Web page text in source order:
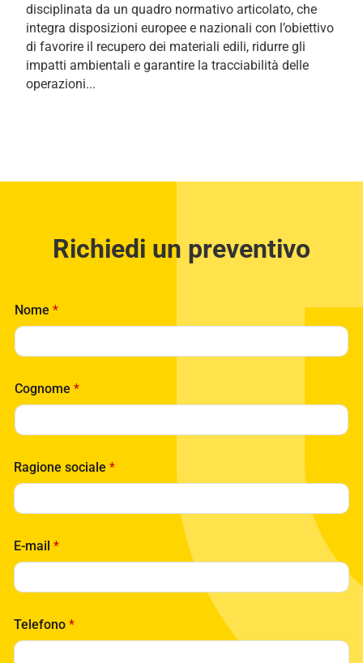
disciplinata da un quadro normativo articolato, che
integra disposizioni europee e nazionali con l’obiettivo
di favorire il recupero dei materiali edili, ridurre gli
impatti ambientali e garantire la tracciabilità delle
operazioni...
Richiedi un preventivo
r
i
a
y
*
o
a
e
Nome *
Cognome *
Ragione sociale *
E-mail *
Telefono *